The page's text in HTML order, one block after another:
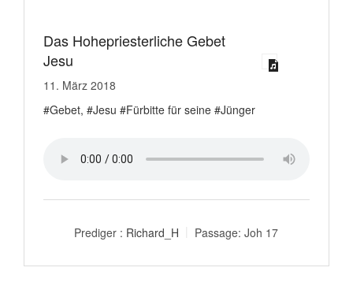
Das Hohepriesterliche Gebet
Jesu
11. März 2018
#Gebet, #Jesu #Fürbitte für seine #Jünger
Prediger : Richard_H Passage: Joh 17